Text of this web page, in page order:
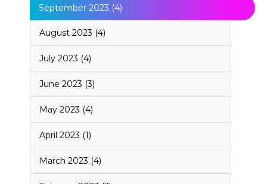
September 2023 (4)
August 2023 (4)
July 2023 (4)
June 2023 (3)
May 2023 (4)
April 2023 (1)
March 2023 (4)